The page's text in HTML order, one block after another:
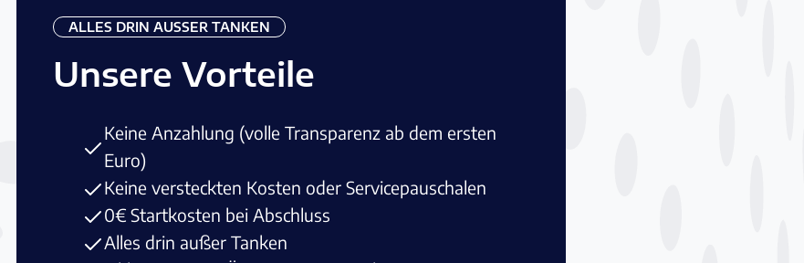
ALLES DRIN AUSSER TANKEN
Unsere Vorteile
Keine Anzahlung (volle Transparenz ab dem ersten
Euro)
Keine versteckten Kosten oder Servicepauschalen
0€ Startkosten bei Abschluss
Alles drin außer Tanken